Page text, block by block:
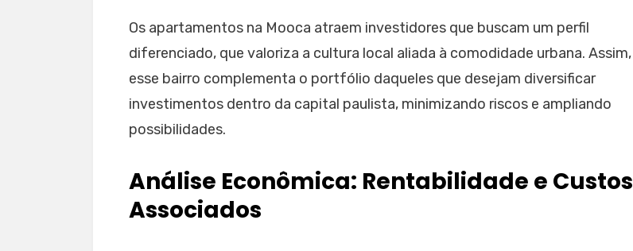
Os apartamentos na Mooca atraem investidores que buscam um perfil
diferenciado, que valoriza a cultura local aliada à comodidade urbana. Assim,
esse bairro complementa o portfólio daqueles que desejam diversificar
investimentos dentro da capital paulista, minimizando riscos e ampliando
possibilidades.
Análise Econômica: Rentabilidade e Custos
Associados